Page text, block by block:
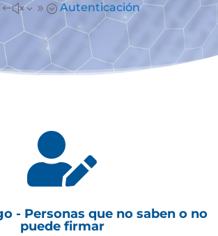
Autenticación

- Personas que no saben o no
puede firmar